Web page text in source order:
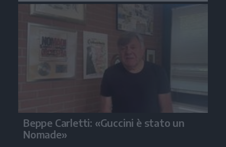
Beppe Carletti: «Guccini è stato un
Nomade»